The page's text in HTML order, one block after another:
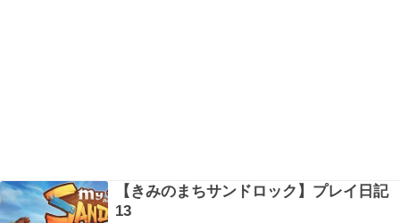
【きみのまちサンドロック】プレイ日記
13